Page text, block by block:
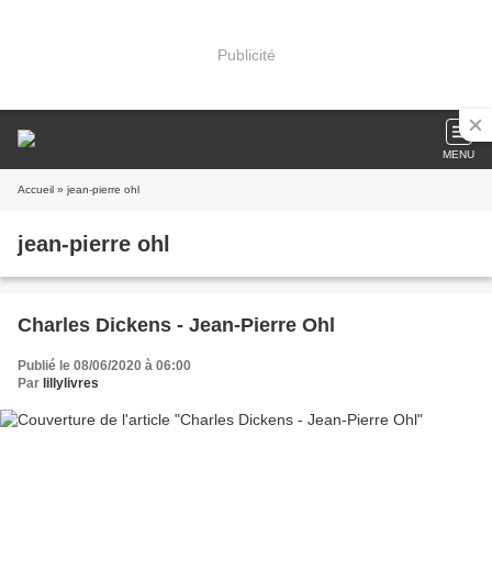
Publicité
MENU
Accueil » jean-pierre ohl
jean-pierre ohl
Charles Dickens - Jean-Pierre Ohl
Publié le 08/06/2020 à 06:00
Par lillylivres